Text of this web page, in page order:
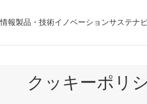
報製品・技術イノベーションサステナ
クッキーポリ